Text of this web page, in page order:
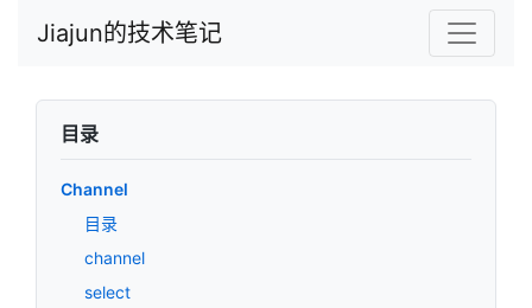
Jiajun的技术笔记
目录
Channel
目录
channel
select